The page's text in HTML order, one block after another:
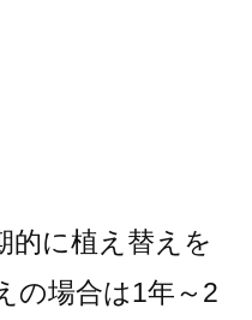
的に植え替えを
の場合は1年～2